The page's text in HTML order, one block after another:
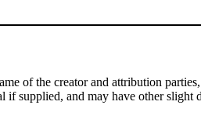
of the creator and attribution
supplied, and may have other slight